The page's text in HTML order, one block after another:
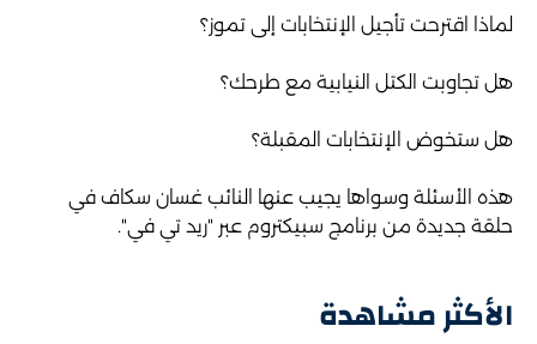
الأكثر مشاهدة
لماذا اقترحت تأجيل الإنتخابات إلى تموز؟
هل تجاوبت الكتل النيابية مع طرحك؟
هل ستخوض الإنتخابات المقبلة؟
هذه الأسئلة وسواها يجيب عنها النائب غسان سكاف في
حلقة جديدة من برنامج سبيكتروم عبر "ريد تي في".